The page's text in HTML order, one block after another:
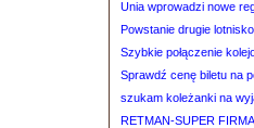
Unia wprowadzi nowe
Powstanie drugie
Szybkie połączenie
Sprawdź cenę biletu na
szukam koleżanki na
RETMAN-SUPER